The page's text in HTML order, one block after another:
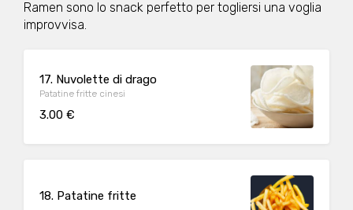
Ramen sono lo snack perfetto per togliersi una voglia
improvvisa.
17. Nuvolette di drago
Patatine fritte cinesi
3.00 €
18. Patatine fritte